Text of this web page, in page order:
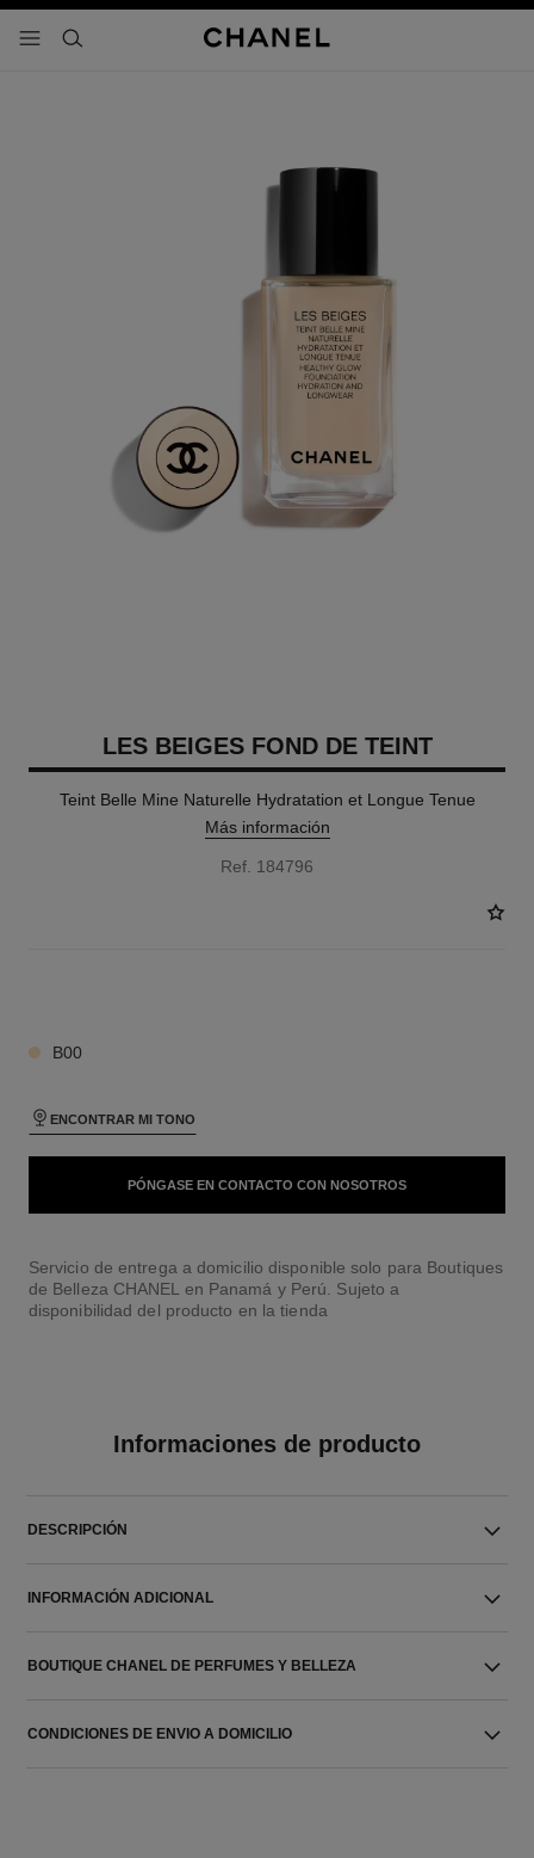
- navegación principal
buscar
LES BEIGES FOND DE TEINT
Teint Belle Mine Naturelle Hydratation et Longue Tenue
Más información
Ref. 184796
B00
ENCONTRAR MI TONO
PÓNGASE EN CONTACTO CON NOSOTROS
Servicio de entrega a domicilio disponible solo para Boutiques
de Belleza CHANEL en Panamá y Perú. Sujeto a
disponibilidad del producto en la tienda
Informaciones de producto
DESCRIPCIÓN
INFORMACIÓN ADICIONAL
BOUTIQUE CHANEL DE PERFUMES Y BELLEZA
CONDICIONES DE ENVIO A DOMICILIO